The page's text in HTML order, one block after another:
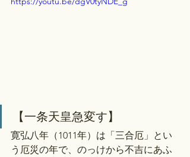
【一条天皇急変す】
寛弘八年（1011年）は「三合厄」とい
う厄災の年で、のっけから不吉にあふ